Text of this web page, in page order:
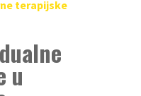
terapijske
u